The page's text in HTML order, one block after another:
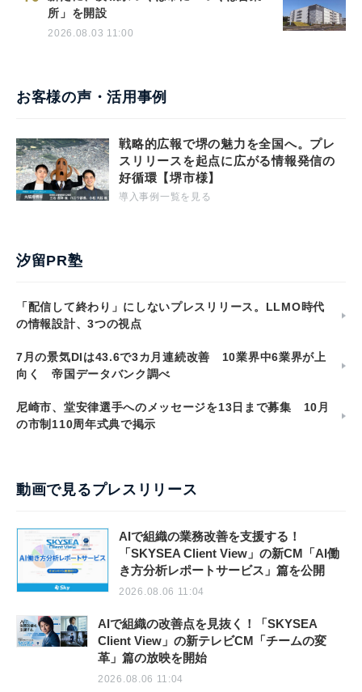
所」を開設
2026.08.03 11:00
お客様の声・活用事例
戦略的広報で堺の魅力を全国へ。プレ
スリリースを起点に広がる情報発信の
好循環【堺市様】
導入事例一覧を見る
汐留PR塾
「配信して終わり」にしないプレスリリース。LLMO時代
の情報設計、3つの視点
7月の景気DIは43.6で3カ月連続改善 10業界中6業界が上
向く 帝国データバンク調べ
尼崎市、堂安律選手へのメッセージを13日まで募集 10月
の市制110周年式典で掲示
動画で見るプレスリリース
AIで組織の業務改善を支援する！
「SKYSEA Client View」の新CM「AI働
き方分析レポートサービス」篇を公開
2026.08.06 11:04
AIで組織の改善点を見抜く！「SKYSEA
Client View」の新テレビCM「チームの変
革」篇の放映を開始
2026.08.06 11:04